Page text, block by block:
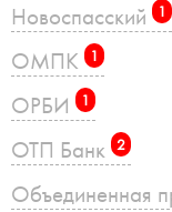
Новоспасский 1
ОМПК 1
ОРБИ 1
ОТП Банк 2